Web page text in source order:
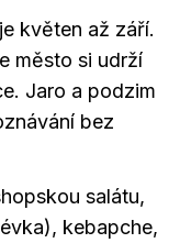
je květen až září.
město si udrží
Jaro a podzim
bez
salátu,
kebapche,